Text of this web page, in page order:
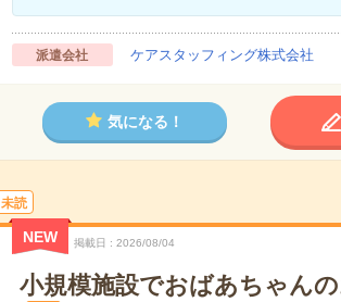
派遣会社 ケアスタッフィング株式会社
気になる！
未読
NEW 掲載日 2026/08/04
小規模施設でおばあちゃん